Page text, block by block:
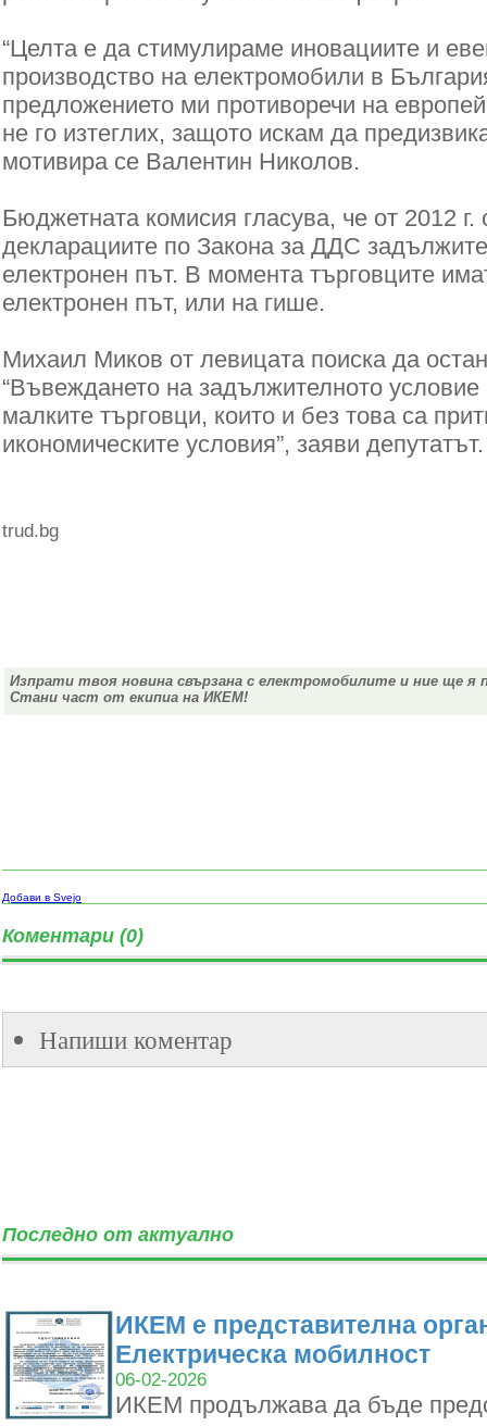
“Целта е да стимулираме иновациите и
производство на електромобили в
предложението ми противоречи на
не го изтеглих, защото искам да
мотивира се Валентин Николов.
Бюджетната комисия гласува, че от 2012 г.
декларациите по Закона за ДДС
електронен път. В момента търговците
електронен път, или на гише.
Михаил Миков от левицата поиска да
“Въвеждането на задължителното
малките търговци, които и без това са
икономическите условия”, заяви депутатът.
trud.bg
Изпрати твоя новина свързана с електромобилите и ние ще я
Стани част от екипиа на ИКЕМ!
Добави в Svejo
Коментари (0)
Напиши коментар
Последно от актуално
ИКЕМ е представителна
Електрическа мобилност
06-02-2026
ИКЕМ продължава да бъде